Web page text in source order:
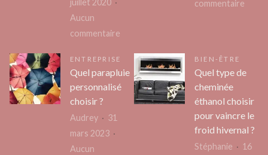
juillet 2020
Aucun
commentaire
l’union
légale
commentaire
avec
un
?
ENTREPRISE
Quel parapluie
personnalisé
choisir ?
Audrey
31
mars 2023
Aucun
BIEN-ÊTRE
Quel type de
cheminée
éthanol choisir
pour vaincre le
froid hivernal ?
Stéphanie
16